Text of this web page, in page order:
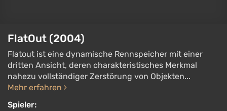
FlatOut (2004)
Flatout ist eine dynamische Rennspeicher mit einer
dritten Ansicht, deren charakteristisches Merkmal
nahezu vollständiger Zerstörung von Objekten...
Mehr erfahren
Spieler: